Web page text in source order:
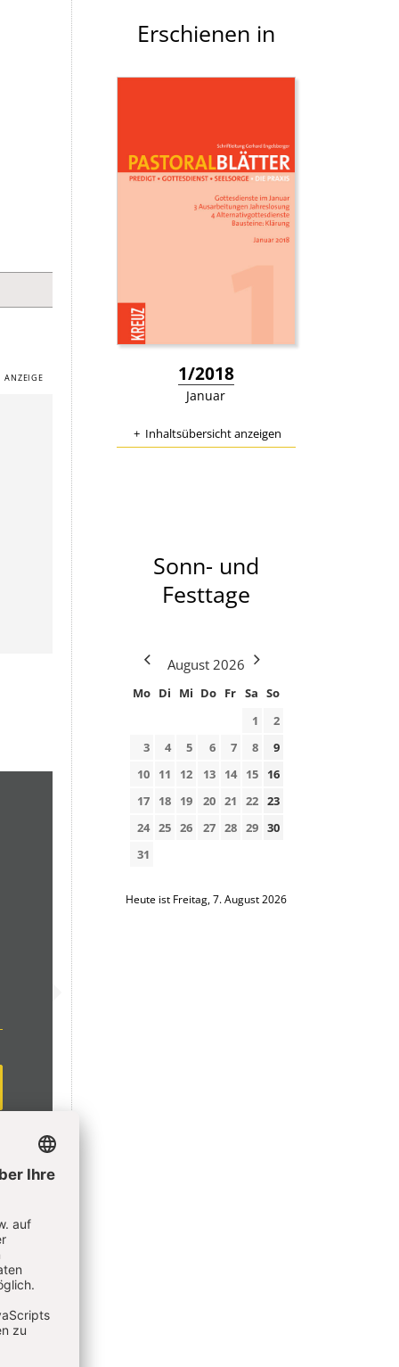
Erschienen in
1/2018:
Januar
Inhaltsübersicht anzeigen
Sonn- und
Festtage
August 2026
Mo Di Mi Do Fr Sa So
1
2
3
4 5 6 7 8
9
10
11 12 13 14 15
16
17
18 19 20 21 22 23
24 25 26 27 28 29 30
31
Heute ist Freitag, 7. August 2026